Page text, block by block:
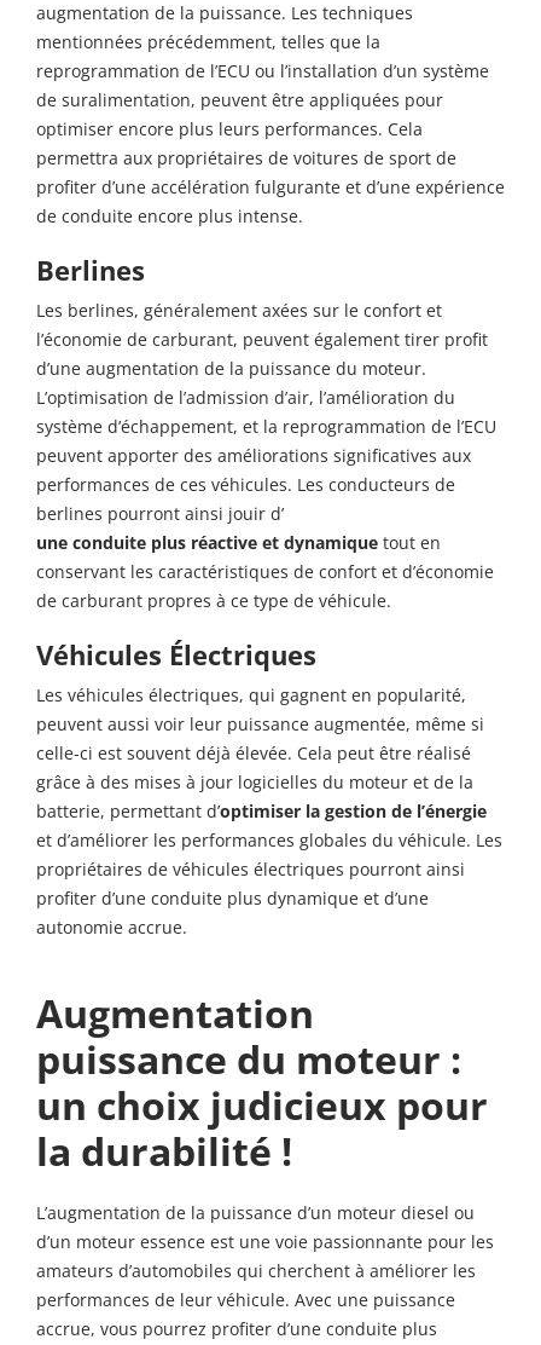
augmentation de la puissance. Les techniques
mentionnées précédemment, telles que la
reprogrammation de l’ECU ou l’installation d’un système
de suralimentation, peuvent être appliquées pour
optimiser encore plus leurs performances. Cela
permettra aux propriétaires de voitures de sport de
profiter d’une accélération fulgurante et d’une expérience
de conduite encore plus intense.
Berlines
Les berlines, généralement axées sur le confort et
l’économie de carburant, peuvent également tirer profit
d’une augmentation de la puissance du moteur.
L’optimisation de l’admission d’air, l’amélioration du
système d’échappement, et la reprogrammation de l’ECU
peuvent apporter des améliorations significatives aux
performances de ces véhicules. Les conducteurs de
berlines pourront ainsi jouir d’
une conduite plus réactive et dynamique tout en
conservant les caractéristiques de confort et d’économie
de carburant propres à ce type de véhicule.
Véhicules Électriques
Les véhicules électriques, qui gagnent en popularité,
peuvent aussi voir leur puissance augmentée, même si
celle-ci est souvent déjà élevée. Cela peut être réalisé
grâce à des mises à jour logicielles du moteur et de la
batterie, permettant d’optimiser la gestion de l’énergie
et d’améliorer les performances globales du véhicule. Les
propriétaires de véhicules électriques pourront ainsi
profiter d’une conduite plus dynamique et d’une
autonomie accrue.
Augmentation
puissance du moteur :
un choix judicieux pour
la durabilité !
L’augmentation de la puissance d’un moteur diesel ou
d’un moteur essence est une voie passionnante pour les
amateurs d’automobiles qui cherchent à améliorer les
performances de leur véhicule. Avec une puissance
accrue, vous pourrez profiter d’une conduite plus